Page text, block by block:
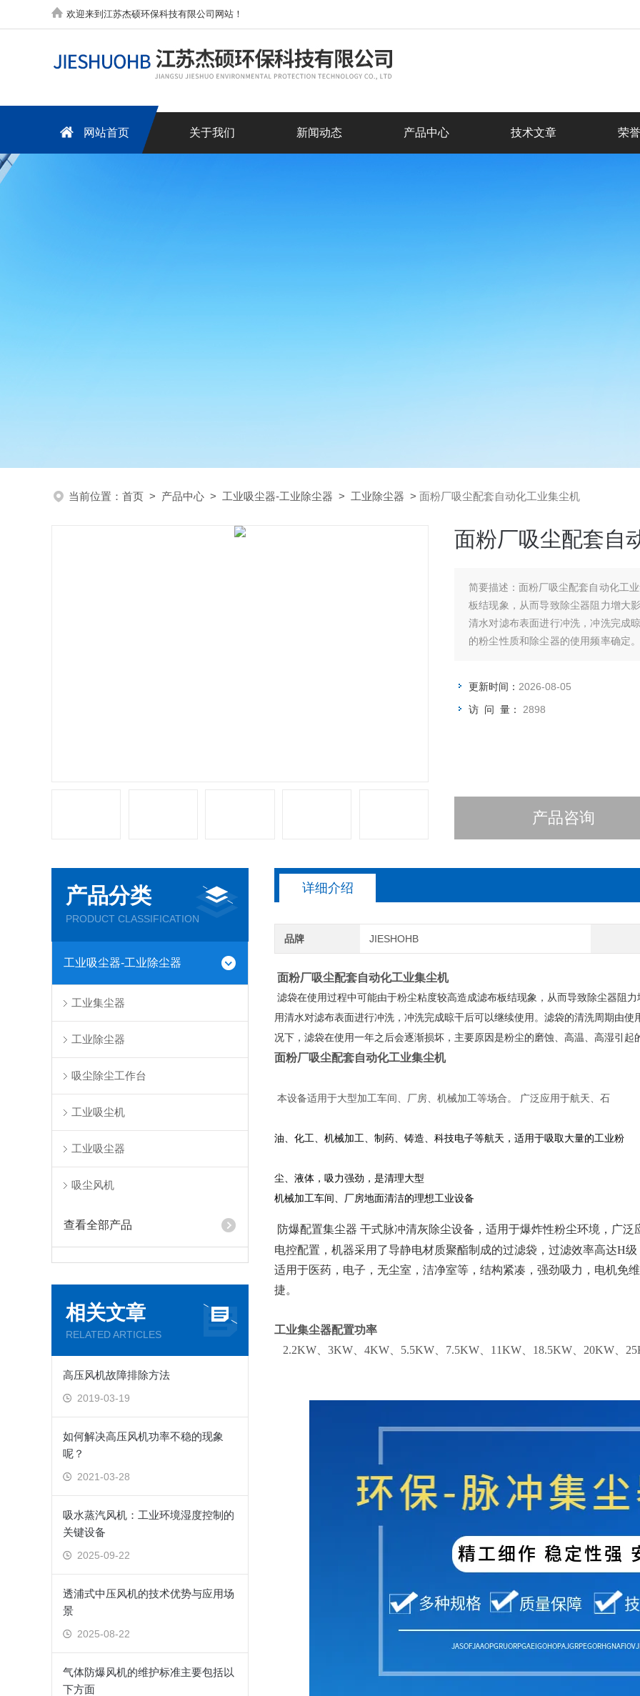
欢迎来到江苏杰硕环保科技有限公司网站！
网站首页 关于我们 新闻动态 产品中心 技术文章 荣
当前位置： 首页 > 产品中心 > 工业吸尘器-工业除尘器 > 工业除尘器 > 面粉厂吸尘配套自动化工业集尘机
面粉厂吸尘配套自
简要描述： 面粉厂吸尘配套自动化工业集尘机 滤袋在使用过程中可能由于粉
板结现象，从而导致除尘器阻力增大
清水对滤布表面进行冲洗，冲洗完成
的粉尘性质和除尘器的使用频率确定
更新时间： 2026-08-05
访 问 量： 2898
产品咨询
产品分类
PRODUCT CLASSIFICATION
工业吸尘器-工业除尘器
工业集尘器
工业除尘器
吸尘除尘工作台
工业吸尘机
工业吸尘器
吸尘风机
查看全部产品
相关文章
RELATED ARTICLES
高压风机故障排除方法
2019-03-19
如何解决高压风机功率不稳的现象
呢？
2021-03-28
吸水蒸汽风机：工业环境湿度控制的
关键设备
2025-09-22
透浦式中压风机的技术优势与应用场
景
2025-08-22
气体防爆风机的维护标准主要包括以
下方面
详细介绍
品牌 JIESHOHB
面粉厂吸尘配套自动化工业集尘机
滤袋在使用过程中可能由于粉尘粘度较高造成滤布板结现象，从而导致除尘器阻
用清水对滤布表面进行冲洗，冲洗完成晾干后可以继续使用。滤袋的清洗周期由
况下，滤袋在使用一年之后会逐渐损坏，主要原因是粉尘的磨蚀、高温、高湿引起
面粉厂吸尘配套自动化工业集尘机
本设备适用于大型加工车间、厂房、机械加工等场合。 广泛应用于航天、石
油、化工、机械加工、制药、铸造、科技电子等航天，适用于吸取大量的工业粉
尘、液体，吸力强劲，是清理大型
机械加工车间、厂房地面清洁的理想工业设备
防爆配置集尘器 干式脉冲清灰除尘设备，适用于爆炸性粉尘环境，广
电控配置，机器采用了导静电材质聚酯制成的过滤袋，过滤效率高达H
适用于医药，电子，无尘室，洁净室等，结构紧凑，强劲吸力，电机免
捷。
工业集尘器配置功率
2.2KW、3KW、4KW、5.5KW、7.5KW、11KW、18.5KW、20KW、